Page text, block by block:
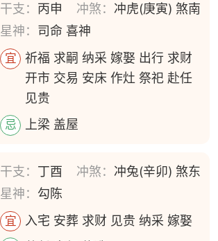
干支： 丙申 冲煞： 冲虎(庚寅) 煞南
星神： 司命 喜神
宜
祈福 求嗣 纳采 嫁娶 出行 求财
开市 交易 安床 作灶 祭祀 赴任
见贵
忌 上梁 盖屋
干支： 丁酉 冲煞： 冲兔(辛卯) 煞东
星神： 勾陈
宜 入宅 安葬 求财 见贵 纳采 嫁娶